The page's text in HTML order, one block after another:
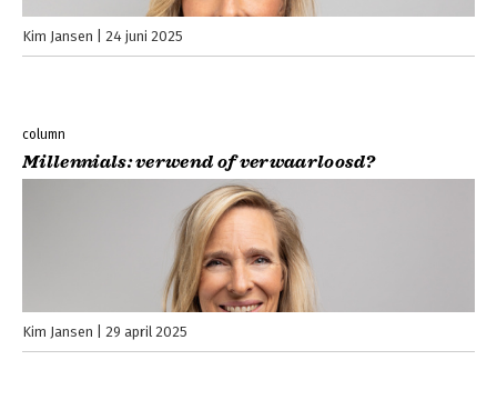
Kim Jansen 24 juni 2025
column
Millennials: verwend of verwaarloosd?
Kim Jansen 29 april 2025